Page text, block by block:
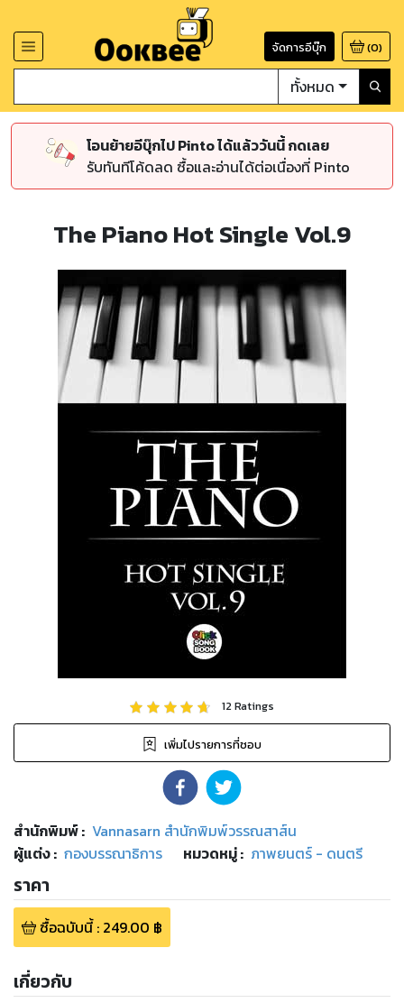
จัดการอีบุ๊ก (0)
ทั้งหมด
โอนย้ายอีบุ๊กไป Pinto ได้แล้ววันนี้ กดเลย
รับทันทีโค้ดลด ซื้อและอ่านได้ต่อเนื่องที่ Pinto
The Piano Hot Single Vol.9
12Ratings
เพิ่มไปรายการที่ชอบ
สำนักพิมพ์: Vannasarn สำนักพิมพ์วรรณสาส์น
ผู้แต่ง : กองบรรณาธิการ หมวดหมู่: ภาพยนตร์ - ดนตรี
ราคา
ซื้อฉบับนี้: 249.00 ฿
เกี่ยวกับ